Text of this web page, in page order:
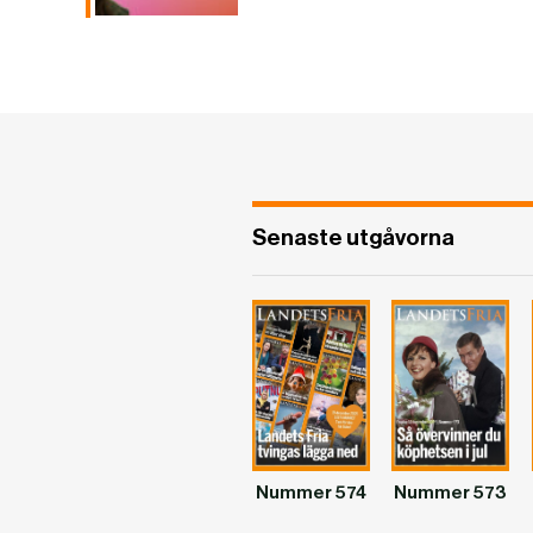
Senaste utgåvorna
Nummer 574 Nummer 573